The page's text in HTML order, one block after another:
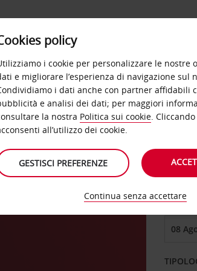
OFFERTE
DAL
policy
i cookie per personalizzare le nostre
e migliorare l’esperienza di navigazione sul
i dati anche con partner affidabili
e analisi dei dati; per maggiori
la nostra Politica sui cookie. Cliccando
all’utilizzo dei cookie.
GESTISCI PREFERENZE
Continua senza accettare